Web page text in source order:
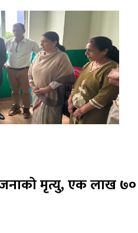
मृत्यु, एक लाख ७०